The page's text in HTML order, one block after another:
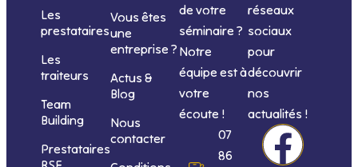
Les
prestataires
Les
traiteurs
Team
Building
Prestataires
Vous êtes
une
entreprise ?
Actus &
Blog
Nous
contacter
de votre
séminaire ?
Notre
équipe est à
votre
écoute !
07
86
réseaux
sociaux
pour
découvrir
nos
actualités !
F
I
L
Y